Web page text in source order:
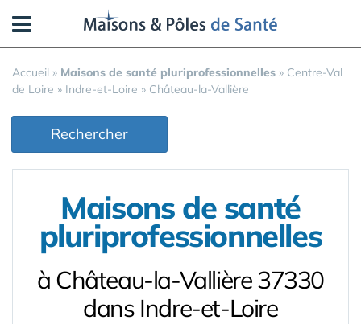
Accueil » Maisons de santé pluriprofessionnelles » Centre-Val
de Loire » Indre-et-Loire » Château-la-Vallière
Rechercher
Maisons de santé
pluriprofessionnelles
à Château-la-Vallière 37330
dans Indre-et-Loire
Panneau de gestion des cookies